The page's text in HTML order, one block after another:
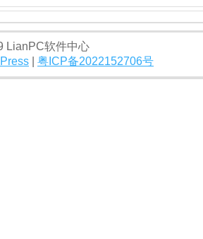
LianPC软件中心
粤ICP备2022152706号